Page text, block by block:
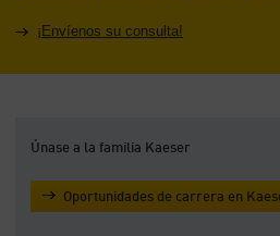
¡Envíenos su consulta!
Únase a la familia Kaeser
Oportunidades de carrera en